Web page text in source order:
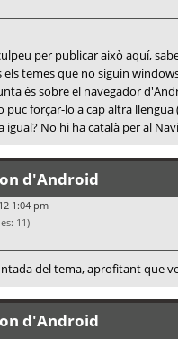
per publicar això aquí,
temes que no siguin
és sobre el navegador
puc forçar-lo a cap altra llengua
igual? No hi ha català per al
d'Android
1:04 pm
11)
del tema, aprofitant que
d'Android